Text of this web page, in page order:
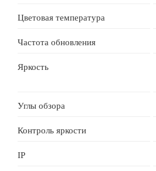
Цветовая температура
Частота обновления
Яркость
Углы обзора
Контроль яркости
IP